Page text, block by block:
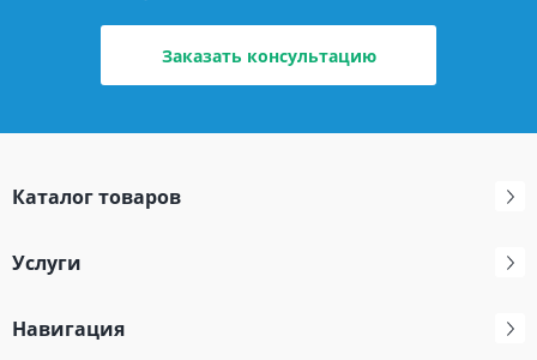
Заказать консультацию
Каталог товаров
Услуги
Навигация